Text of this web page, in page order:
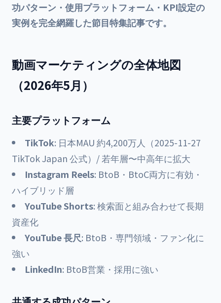
功パターン・使用プラットフォーム・KPI設定の
実例を完全網羅した節目特集記事です。
動画マーケティングの全体地図
（2026年5月）
主要プラットフォーム
TikTok: 日本MAU 約4,200万人（2025-11-27
TikTok Japan 公式）/ 若年層〜中高年に拡大
Instagram Reels: BtoB・BtoC両方に有効・
ハイブリッド層
YouTube Shorts: 検索面と組み合わせて長期
資産化
YouTube 長尺: BtoB・専門領域・ファン化に
強い
LinkedIn: BtoB営業・採用に強い